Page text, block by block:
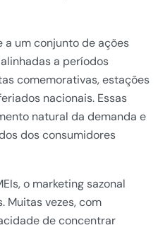
a um conjunto de ações
a períodos
comemorativas, estações
nacionais. Essas
natural da demanda e
dos consumidores
o marketing sazonal
Muitas vezes, com
de concentrar